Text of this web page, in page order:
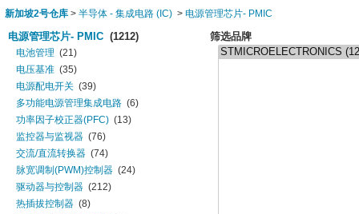
新加坡2号仓库 > 半导体 - 集成电路 (IC) > 电源管理芯片- PMIC
电源管理芯片- PMIC (1212)
电池管理 (21)
电压基准 (35)
电源配电开关 (39)
多功能电源管理集成电路 (6)
功率因子校正器(PFC) (13)
监控器与监视器 (76)
交流/直流转换器 (74)
脉宽调制(PWM)控制器 (24)
驱动器与控制器 (212)
热插拔控制器 (8)
筛选品牌